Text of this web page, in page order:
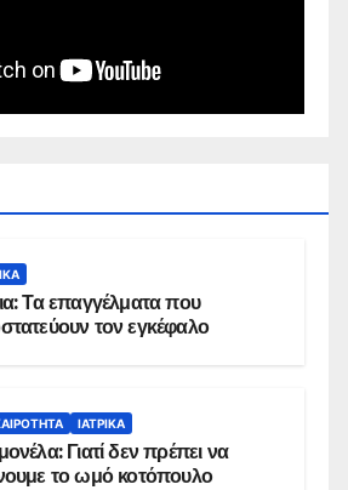
Τα επαγγέλματα που
τον εγκέφαλο
ΙΑΤΡΙΚΆ
Γιατί δεν πρέπει να
το ωμό κοτόπουλο